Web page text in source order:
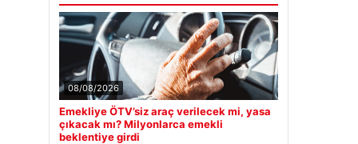
08/08/2026
Emekliye ÖTV’siz araç verilecek mi, yasa
çıkacak mı? Milyonlarca emekli
beklentiye girdi